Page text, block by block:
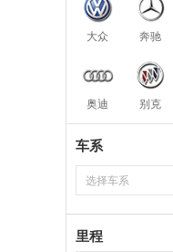
大众 奔驰
奥迪 别克
车系
选择车系
里程